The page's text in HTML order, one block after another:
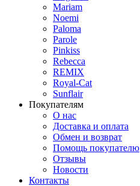
Mariam
Noemi
Paloma
Parole
Pinkiss
Rebecca
REMIX
Royal-Cat
Sunflair
Покупателям
О нас
Доставка и оплата
Обмен и возврат
Помощь покупателю
Отзывы
Новости
Контакты